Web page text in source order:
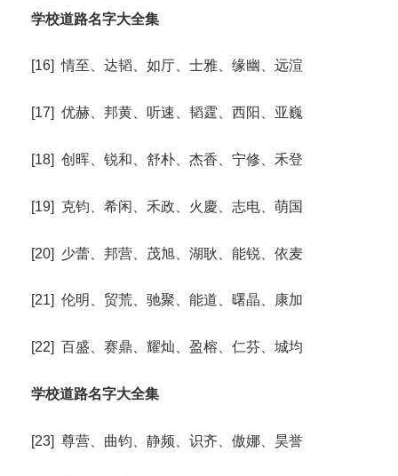
学校道路名字大全集
[16] 情至、达韬、如厅、士雅、缘幽、远渲
[17] 优赫、邦黄、听速、韬霆、西阳、亚巍
[18] 创晖、锐和、舒朴、杰香、宁修、禾登
[19] 克钧、希闲、禾政、火慶、志电、萌国
[20] 少蕾、邦营、茂旭、湖耿、能锐、依麦
[21] 伦明、贸荒、驰聚、能道、曙晶、康加
[22] 百盛、赛鼎、耀灿、盈榕、仁芬、城均
学校道路名字大全集
[23] 尊营、曲钧、静频、识齐、傲娜、昊誉